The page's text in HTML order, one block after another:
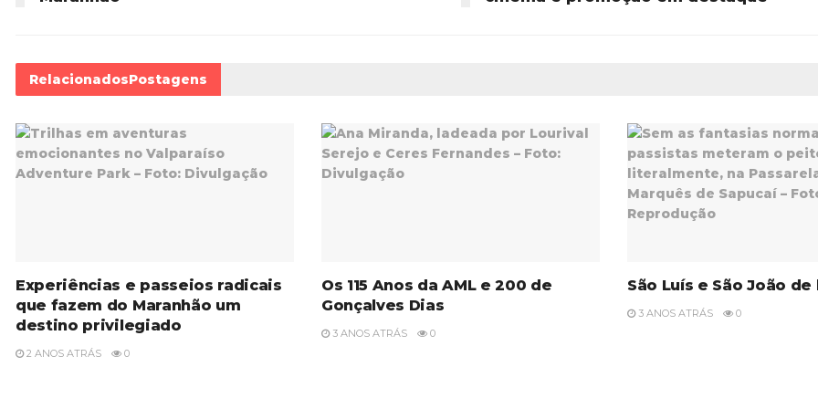
RelacionadosPostagens
Experiências e passeios radicais
que fazem do Maranhão um
destino privilegiado
2 ANOS ATRÁS 0
Os 115 Anos da AML e 200 de
Gonçalves Dias
3 ANOS ATRÁS 0
São Luís e São João
3 ANOS ATRÁS 0